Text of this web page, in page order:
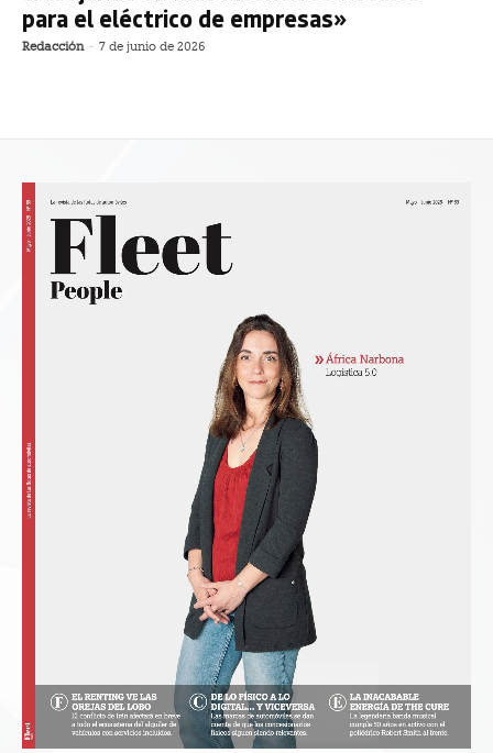
para el eléctrico de empresas»
Redacción - 7 de junio de 2026